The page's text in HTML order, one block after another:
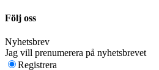
Följ oss
Nyhetsbrev
Jag vill prenumerera på nyhetsbrevet
Registrera